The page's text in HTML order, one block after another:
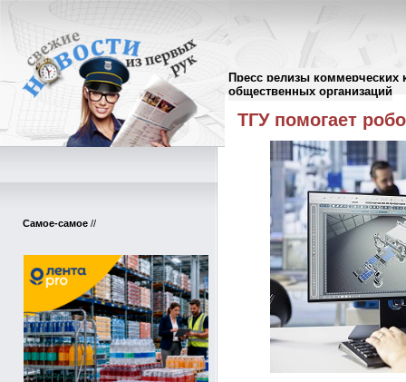
Пресс релизы коммерческих
общественных организаций
Самое-самое //
Пресс-релизы//
ТГУ помогает